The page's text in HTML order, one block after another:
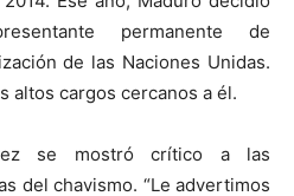
permanente de
de las Naciones Unidas.
altos cargos cercanos a él.
se mostró crítico a las
del chavismo. “Le advertimos